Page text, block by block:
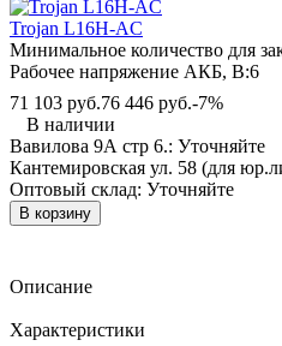
Trojan L16H-AC
Минимальное количество для
Рабочее напряжение АКБ, B:6
71 103 руб.76 446 руб.-7%
В наличии
Вавилова 9А стр 6.: Уточняйте
Кантемировская ул. 58 (для
Оптовый склад: Уточняйте
В корзину
Описание
Характеристики